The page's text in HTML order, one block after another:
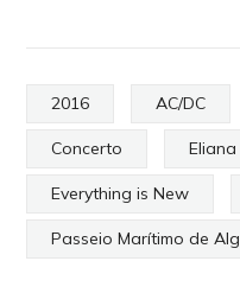
2016 AC/DC
Concerto
Everything is New
Passeio Marítimo de